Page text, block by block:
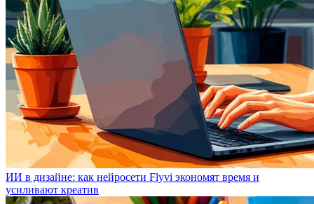
ИИ в дизайне: как нейросети Flyvi экономят время и
усиливают креатив